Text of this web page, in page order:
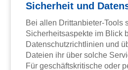
Sicherheit und
Bei allen Drittanbieter-Tools
Sicherheitsaspekte im Blick
Datenschutzrichtlinien und
Dateien ihr über solche
Für geschäftskritische oder